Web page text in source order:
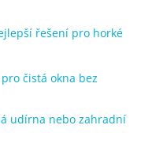
řešení pro horké
čistá okna bez
udírna nebo zahradní